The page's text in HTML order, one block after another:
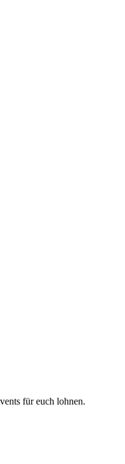
für euch lohnen.